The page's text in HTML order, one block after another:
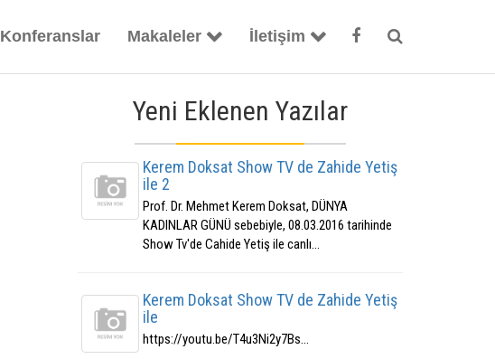
Konferanslar Makaleler İletişim
Yeni Eklenen Yazılar
Kerem Doksat Show TV de Zahide Yetiş
ile 2
Prof. Dr. Mehmet Kerem Doksat, DÜNYA
KADINLAR GÜNÜ sebebiyle, 08.03.2016 tarihinde
Show Tv'de Cahide Yetiş ile canlı...
Kerem Doksat Show TV de Zahide Yetiş
ile
https://youtu.be/T4u3Ni2y7Bs...